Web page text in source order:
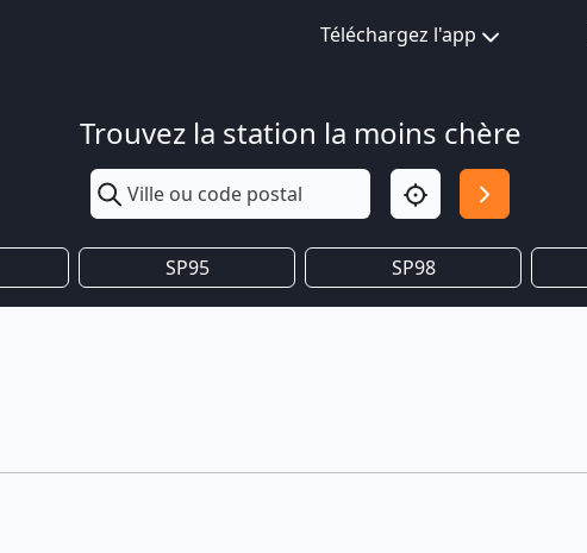
Téléchargez l'app
Trouvez la station la moins chère
SP95 SP98